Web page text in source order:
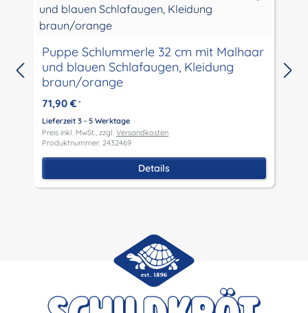
Puppe Schlummerle 32 cm mit Malhaar
und blauen Schlafaugen, Kleidung
braun/orange
71,90 € *
Lieferzeit 3 - 5 Werktage
Preis inkl. MwSt., zzgl. Versandkosten
Produktnummer: 2432469
Details